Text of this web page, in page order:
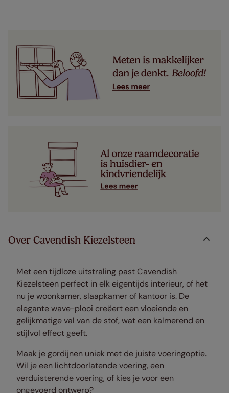
Over Cavendish Kiezelsteen
Met een tijdloze uitstraling past Cavendish
Kiezelsteen perfect in elk eigentijds interieur, of het
nu je woonkamer, slaapkamer of kantoor is. De
elegante wave-plooi creëert een vloeiende en
gelijkmatige val van de stof, wat een kalmerend en
stijlvol effect geeft.
Maak je gordijnen uniek met de juiste voeringoptie.
Wil je een lichtdoorlatende voering, een
verduisterende voering, of kies je voor een
ongevoerd ontwerp?